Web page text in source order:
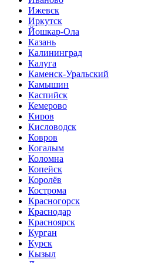
Ижевск
Иркутск
Йошкар-Ола
Казань
Калининград
Калуга
Каменск-Уральский
Камышин
Каспийск
Кемерово
Киров
Кисловодск
Ковров
Когалым
Коломна
Копейск
Королёв
Кострома
Красногорск
Краснодар
Красноярск
Курган
Курск
Кызыл